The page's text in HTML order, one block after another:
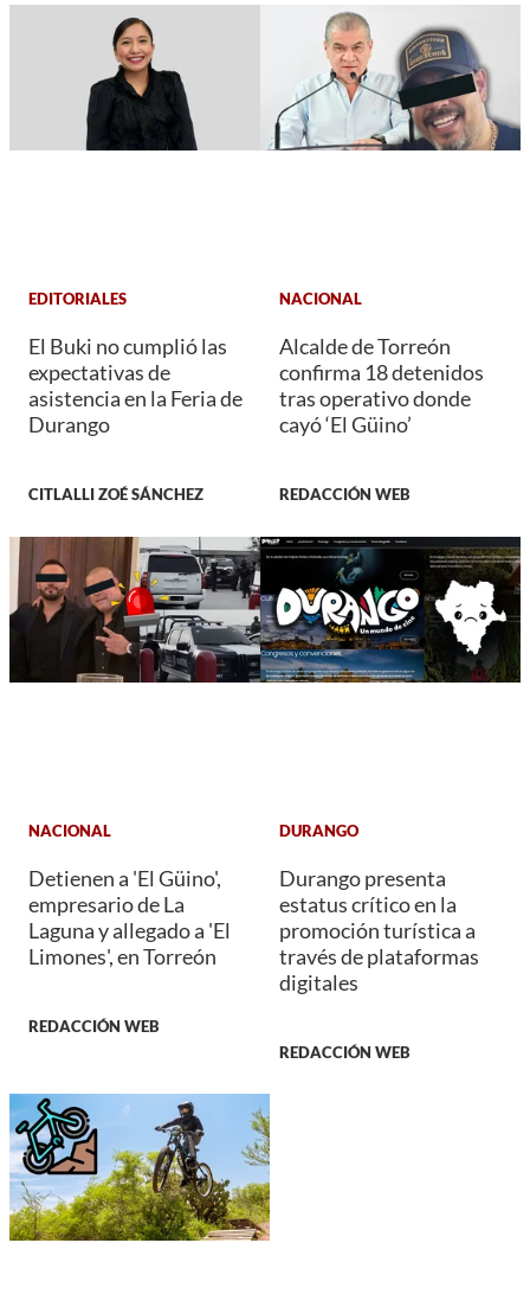
EDITORIALES
El Buki no cumplió las
expectativas de
asistencia en la Feria de
Durango
CITLALLI ZOÉ SÁNCHEZ
NACIONAL
Alcalde de Torreón
confirma 18 detenidos
tras operativo donde
cayó ‘El Güino’
REDACCIÓN WEB
NACIONAL
Detienen a 'El Güino',
empresario de La
Laguna y allegado a 'El
Limones', en Torreón
REDACCIÓN WEB
DURANGO
Durango presenta
estatus crítico en la
promoción turística a
través de plataformas
digitales
REDACCIÓN WEB